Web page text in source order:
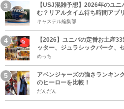
【USJ混雑予想】2026年のユ
む？リアルタイム待ち時間アプ
キャステル編集部
【2026】ユニバの定番お土産
ッター、ジュラシックパーク、
めっち
アベンジャーズの強さランキン
のヒーローを比較！
だんだん